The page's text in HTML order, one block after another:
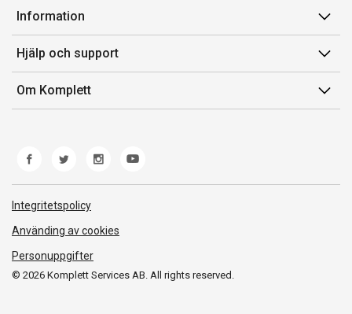
Konto
Orderhistorik
Presentkort
Komplett Club
Information
Försäljningsvillkor
Medlemsvillkor for Komplett Club
Lediga tjänster
Hjälp och support
Kontakta oss
Kundservice
Produkthjälp och retur
Felsökning och guider
Frakt och leverans
Om Komplett
© 2026 Komplett Services AB. All rights reserved.
Integritetspolicy
Använding av cookies
Personuppgifter